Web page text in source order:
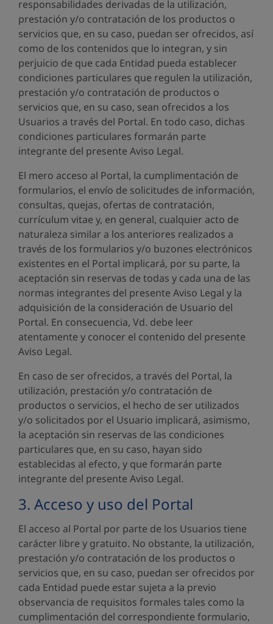
responsabilidades derivadas de la utilización,
prestación y/o contratación de los productos o
servicios que, en su caso, puedan ser ofrecidos, así
como de los contenidos que lo integran, y sin
perjuicio de que cada Entidad pueda establecer
condiciones particulares que regulen la utilización,
prestación y/o contratación de productos o
servicios que, en su caso, sean ofrecidos a los
Usuarios a través del Portal. En todo caso, dichas
condiciones particulares formarán parte
integrante del presente Aviso Legal.
El mero acceso al Portal, la cumplimentación de
formularios, el envío de solicitudes de información,
consultas, quejas, ofertas de contratación,
currículum vitae y, en general, cualquier acto de
naturaleza similar a los anteriores realizados a
través de los formularios y/o buzones electrónicos
existentes en el Portal implicará, por su parte, la
aceptación sin reservas de todas y cada una de las
normas integrantes del presente Aviso Legal y la
adquisición de la consideración de Usuario del
Portal. En consecuencia, Vd. debe leer
atentamente y conocer el contenido del presente
Aviso Legal.
En caso de ser ofrecidos, a través del Portal, la
utilización, prestación y/o contratación de
productos o servicios, el hecho de ser utilizados
y/o solicitados por el Usuario implicará, asimismo,
la aceptación sin reservas de las condiciones
particulares que, en su caso, hayan sido
establecidas al efecto, y que formarán parte
integrante del presente Aviso Legal.
3. Acceso y uso del Portal
El acceso al Portal por parte de los Usuarios tiene
carácter libre y gratuito. No obstante, la utilización,
prestación y/o contratación de los productos o
servicios que, en su caso, puedan ser ofrecidos por
cada Entidad puede estar sujeta a la previo
observancia de requisitos formales tales como la
cumplimentación del correspondiente formulario,